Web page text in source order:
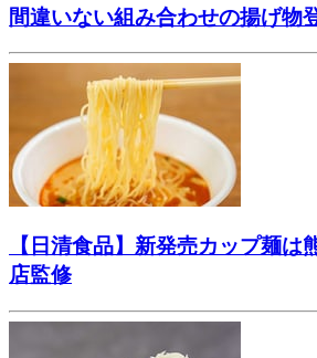
間違いない組み合わせの揚げ物
【日清食品】新発売カップ麺は
店監修